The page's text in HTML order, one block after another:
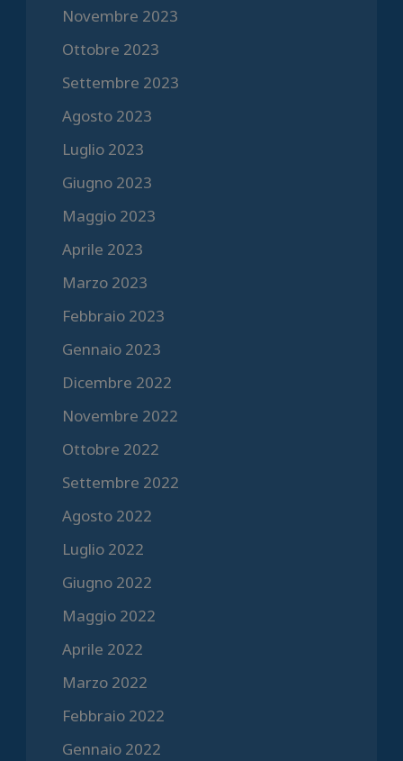
Novembre 2023
Ottobre 2023
Settembre 2023
Agosto 2023
Luglio 2023
Giugno 2023
Maggio 2023
Aprile 2023
Marzo 2023
Febbraio 2023
Gennaio 2023
Dicembre 2022
Novembre 2022
Ottobre 2022
Settembre 2022
Agosto 2022
Luglio 2022
Giugno 2022
Maggio 2022
Aprile 2022
Marzo 2022
Febbraio 2022
Gennaio 2022